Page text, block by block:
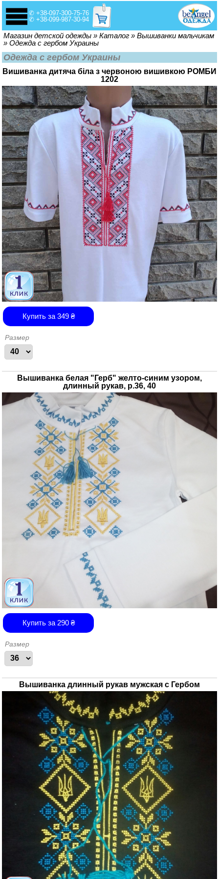
✆ +38-097-300-75-76
✆ +38-099-987-30-94
Вы здесь
Магазин детской одежды » Каталог » Вышиванки мальчикам
» Одежда с гербом Украины
Одежда с гербом Украины
Вишиванка дитяча біла з червоною вишивкою РОМБИ
1202
Купить за 349₴
Размер
Вышиванка белая "Герб" желто-синим узором,
длинный рукав, р.36, 40
Купить за 290₴
Размер
Вышиванка длинный рукав мужская с Гербом